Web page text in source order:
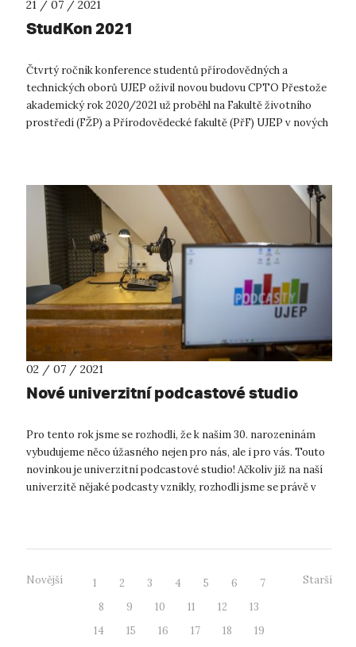
21 / 07 / 2021
StudKon 2021
Čtvrtý ročník konference studentů přírodovědných a
technických oborů UJEP oživil novou budovu CPTO Přestože
akademický rok 2020/2021 už proběhl na Fakultě životního
prostředí (FŽP) a Přírodovědecké fakultě (PřF) UJEP v nových
02 / 07 / 2021
Nové univerzitní podcastové studio
Pro tento rok jsme se rozhodli, že k našim 30. narozeninám
vybudujeme něco úžasného nejen pro nás, ale i pro vás. Touto
novinkou je univerzitní podcastové studio! Ačkoliv již na naší
univerzitě nějaké podcasty vznikly, rozhodli jsme se právě v
Novější 1 2 3 4 5 6
7
8
9 10 11 12
13
14
15 16 17 18
19
Starší